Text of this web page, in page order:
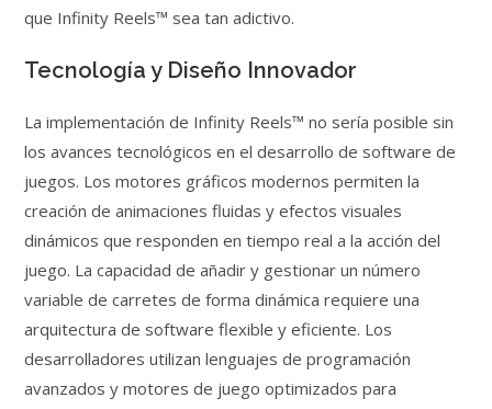
que Infinity Reels™ sea tan adictivo.
Tecnología y Diseño Innovador
La implementación de Infinity Reels™ no sería posible sin
los avances tecnológicos en el desarrollo de software de
juegos. Los motores gráficos modernos permiten la
creación de animaciones fluidas y efectos visuales
dinámicos que responden en tiempo real a la acción del
juego. La capacidad de añadir y gestionar un número
variable de carretes de forma dinámica requiere una
arquitectura de software flexible y eficiente. Los
desarrolladores utilizan lenguajes de programación
avanzados y motores de juego optimizados para